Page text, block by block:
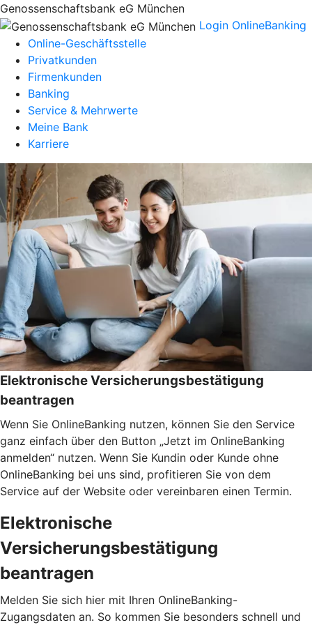
Genossenschaftsbank eG München
Login OnlineBanking
Online-Geschäftsstelle
Privatkunden
Firmenkunden
Banking
Service & Mehrwerte
Meine Bank
Karriere
Elektronische Versicherungsbestätigung
beantragen
Wenn Sie OnlineBanking nutzen, können Sie den Service
ganz einfach über den Button „Jetzt im OnlineBanking
anmelden“ nutzen. Wenn Sie Kundin oder Kunde ohne
OnlineBanking bei uns sind, profitieren Sie von dem
Service auf der Website oder vereinbaren einen Termin.
Elektronische
Versicherungsbestätigung
beantragen
Melden Sie sich hier mit Ihren OnlineBanking-
Zugangsdaten an. So kommen Sie besonders schnell und